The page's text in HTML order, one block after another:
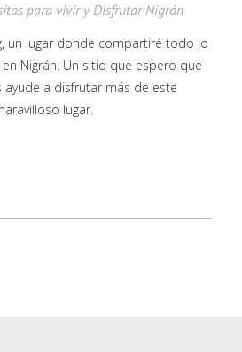
para vivir y Disfrutar Nigrán
un lugar donde compartiré todo lo
Nigrán. Un sitio que espero que
ayude a disfrutar más de este
lugar.